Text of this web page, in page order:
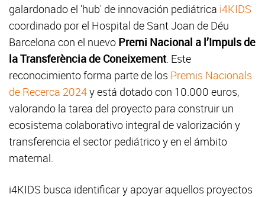
galardonado el 'hub' de innovación pediátrica i4KIDS
coordinado por el Hospital de Sant Joan de Déu
Barcelona con el nuevo Premi Nacional a l’Impuls de
la Transferència de Coneixement. Este
reconocimiento forma parte de los Premis Nacionals
de Recerca 2024y está dotado con 10.000 euros,
valorando la tarea del proyecto para construir un
ecosistema colaborativo integral de valorización y
transferencia el sector pediátrico y en el ámbito
maternal.
i4KIDS busca identificar y apoyar aquellos proyectos